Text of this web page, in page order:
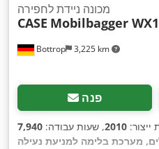
Bottrop 3,225 km
מכונה ניידת לחפירה
CASE Mobilbagger
פנה
ייצור: 2010, שעות עבודה: